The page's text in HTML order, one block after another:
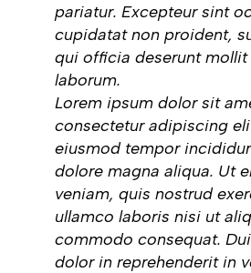
pariatur. Excepteur sint
cupidatat non proident,
qui officia deserunt
laborum.
Lorem ipsum dolor sit
consectetur adipiscing
eiusmod tempor
dolore magna aliqua. Ut
veniam, quis nostrud
ullamco laboris nisi ut
commodo consequat.
dolor in reprehenderit in